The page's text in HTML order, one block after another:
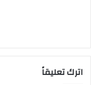
اترك تعليقاً